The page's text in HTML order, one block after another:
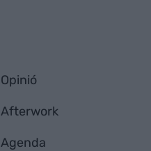
Opinió
Afterwork
Agenda